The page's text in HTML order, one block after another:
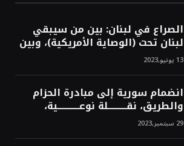
الصراع في لبنان: بين من سيبقي
لبنان تحت (الوصاية الأمريكية)، وبين
من سيخرج لبنان من النفق الغربي!
محمد محسن13 يونيو,2023
انضمام سورية إلى مبادرة الحزام
والطريق، نقــــــــــلة نوعــــــــــــية،
استراتيجية، تاريخية، نهائية، نحو
الشرق!محمد محسن29 سبتمبر,2023